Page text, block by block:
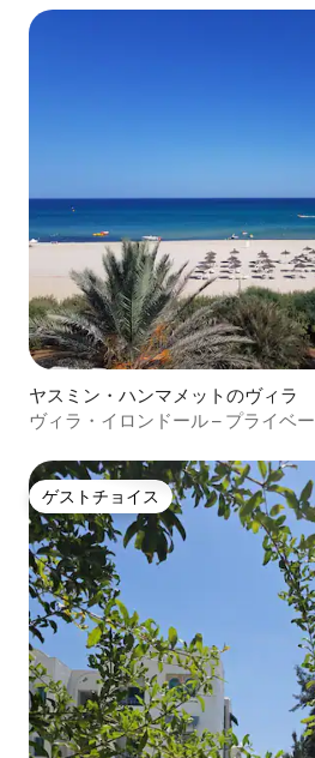
ヤスミン・ハンマメットのヴィラ
ヴィラ・イロンドール – プライベ
ゲストチョイス
ゲストチョイス